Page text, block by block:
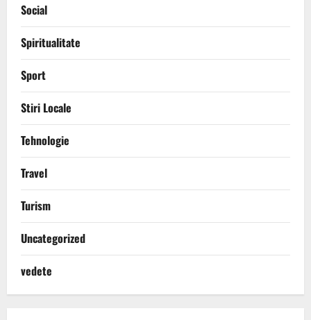
Social
Spiritualitate
Sport
Stiri Locale
Tehnologie
Travel
Turism
Uncategorized
vedete